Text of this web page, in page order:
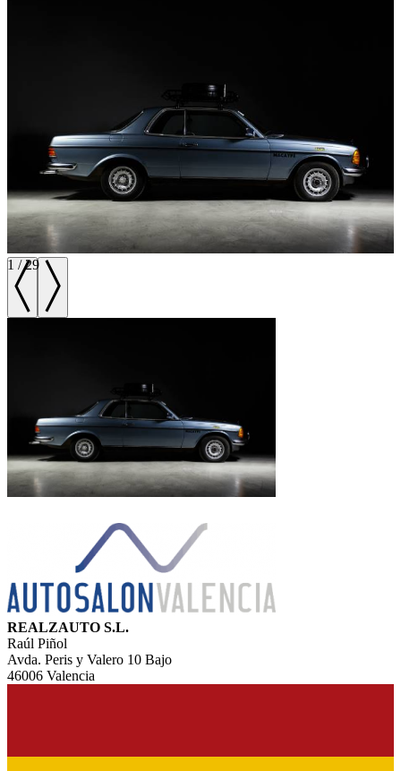
1 /29
REALZAUTO S.L.
Raúl Piñol
Avda. Peris y Valero 10 Bajo
46006 Valencia